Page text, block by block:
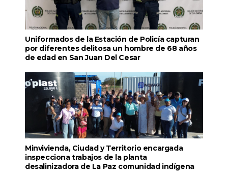
Uniformados de la Estación de Policía capturan
por diferentes delitosa un hombre de 68 años
de edad en San Juan Del Cesar
Minvivienda, Ciudad y Territorio encargada
inspecciona trabajos de la planta
desalinizadora de La Paz comunidad indígena